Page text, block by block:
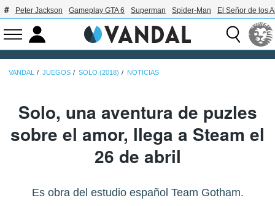
Peter Jackson Gameplay GTA 6 Superman Spider-Man El Señor de los
VANDAL JUEGOS SOLO (2018) NOTICIAS
Solo, una aventura de puzles
sobre el amor, llega a Steam el
26 de abril
Es obra del estudio español Team Gotham.